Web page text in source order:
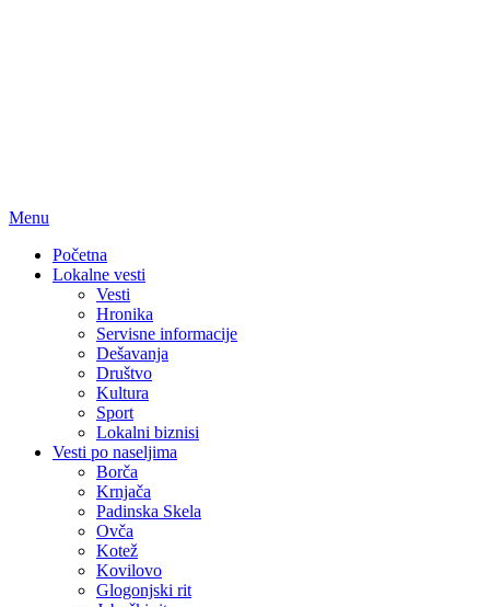
Menu
Početna
Lokalne vesti
Vesti
Hronika
Servisne informacije
Dešavanja
Društvo
Kultura
Sport
Lokalni biznisi
Vesti po naseljima
Borča
Krnjača
Padinska Skela
Ovča
Kotež
Kovilovo
Glogonjski rit